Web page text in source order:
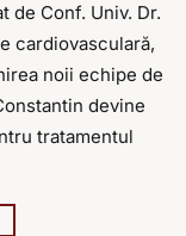
de Conf. Univ. Dr.
cardiovasculară,
noii echipe de
devine
tratamentul